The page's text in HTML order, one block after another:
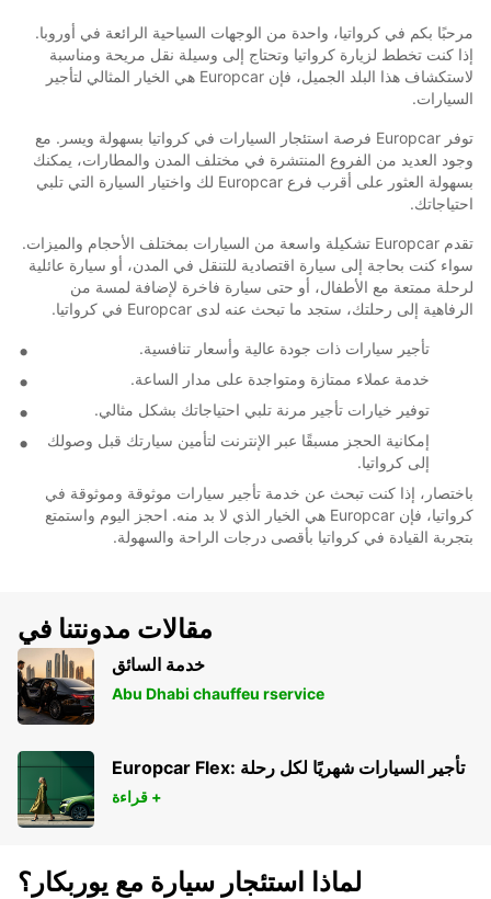
مرحبًا بكم في كرواتيا، واحدة من الوجهات السياحية الرائعة في أوروبا.
إذا كنت تخطط لزيارة كرواتيا وتحتاج إلى وسيلة نقل مريحة ومناسبة
لاستكشاف هذا البلد الجميل، فإن Europcar هي الخيار المثالي لتأجير
السيارات.
توفر Europcar فرصة استئجار السيارات في كرواتيا بسهولة ويسر. مع
وجود العديد من الفروع المنتشرة في مختلف المدن والمطارات، يمكنك
بسهولة العثور على أقرب فرع Europcar لك واختيار السيارة التي تلبي
احتياجاتك.
تقدم Europcar تشكيلة واسعة من السيارات بمختلف الأحجام والميزات.
سواء كنت بحاجة إلى سيارة اقتصادية للتنقل في المدن، أو سيارة عائلية
لرحلة ممتعة مع الأطفال، أو حتى سيارة فاخرة لإضافة لمسة من
الرفاهية إلى رحلتك، ستجد ما تبحث عنه لدى Europcar في كرواتيا.
تأجير سيارات ذات جودة عالية وأسعار تنافسية.
خدمة عملاء ممتازة ومتواجدة على مدار الساعة.
توفير خيارات تأجير مرنة تلبي احتياجاتك بشكل مثالي.
إمكانية الحجز مسبقًا عبر الإنترنت لتأمين سيارتك قبل وصولك
إلى كرواتيا.
باختصار، إذا كنت تبحث عن خدمة تأجير سيارات موثوقة وموثوقة في
كرواتيا، فإن Europcar هي الخيار الذي لا بد منه. احجز اليوم واستمتع
بتجربة القيادة في كرواتيا بأقصى درجات الراحة والسهولة.
مقالات مدونتنا في
خدمة السائق
Abu Dhabi chauffeu rservice
Europcar Flex: تأجير السيارات شهريًا لكل رحلة
قراءة +
لماذا استئجار سيارة مع يوربكار؟